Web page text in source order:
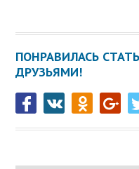
ПОНРАВИЛАСЬ
ДРУЗЬЯМИ!